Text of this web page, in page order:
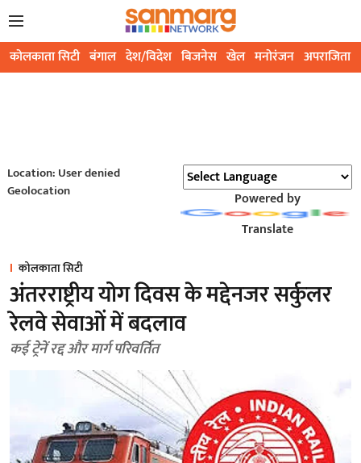
कोलकाता सिटी बंगाल देश/विदेश बिजनेस खेल मनोरंजन अपराजिता
Location: User denied
Geolocation
Powered by
Translate
कोलकाता सिटी
अंतरराष्ट्रीय योग दिवस के मद्देनजर सर्कुलर
रेलवे सेवाओं में बदलाव
कई ट्रेनें रद्द और मार्ग परिवर्तित